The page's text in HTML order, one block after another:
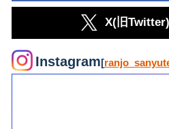
X(旧
Instagram[